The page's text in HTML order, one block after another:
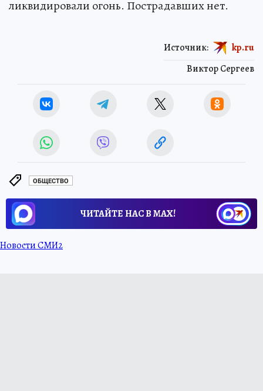
ликвидировали огонь. Пострадавших нет.
Виктор Сергеев
Источник: kp.ru
ОБЩЕСТВО
ЧИТАЙТЕ НАС В МАХ!
Новости СМИ2